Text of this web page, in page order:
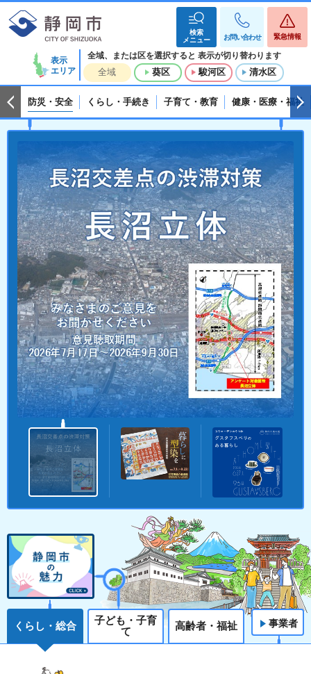
表示
エリア
全域、または区を選択すると 表示が切り替わります
全域
葵区 駿河区 清水区
検索
メニュー
お問い合わせ 緊急情報
防災・安全 くらし・手続き 子育て・教育 健康・医療・福祉
くらし・総合
子ども・子育
て
高齢者・福祉 事業者